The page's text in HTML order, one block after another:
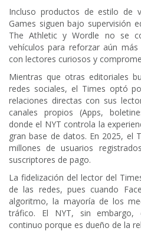
Incluso productos de estilo de
Games siguen bajo supervisión
The Athletic y Wordle no se
vehículos para reforzar aún
con lectores curiosos y
Mientras que otras editoriales
redes sociales, el Times optó
relaciones directas con sus
canales propios (Apps,
donde el NYT controla la
gran base de datos. En 2025, el
millones de usuarios
suscriptores de pago.
La fidelización del lector del
de las redes, pues cuando
algoritmo, la mayoría de los
tráfico. El NYT, sin embargo,
continuo porque es dueño de la